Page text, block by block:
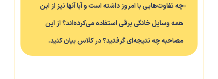
چه تفاوت‌هایی با امروز داشته است و آیا آنها نیز از این
همه وسایل خانگی برقی استفاده می‌کرده‌اند؟ از این
مصاحبه چه نتیجه‌ای گرفتید؟ در کلاس بیان کنید.